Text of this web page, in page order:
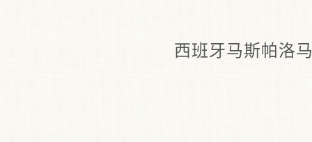
西班牙马斯帕洛